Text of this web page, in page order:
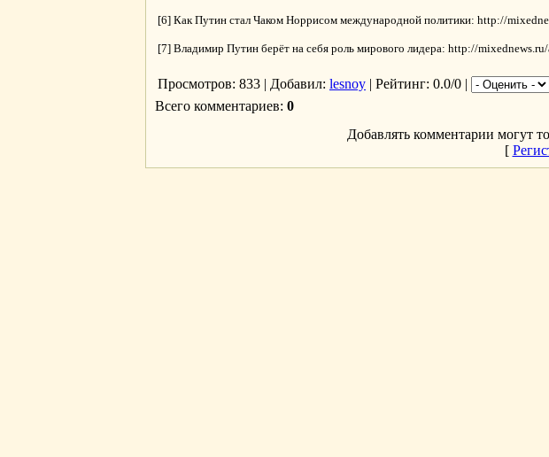
[6] Как Путин стал Чаком Норрисом международной политики: http://
[7] Владимир Путин берёт на себя роль мирового лидера: http://
Просмотров: 833 | Добавил: lesnoy | Рейтинг: 0.0/0 |
Всего комментариев: 0
Добавлять комментарии могут
[